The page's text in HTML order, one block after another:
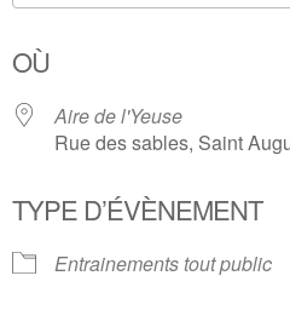
OÙ
Aire de l'Yeuse
Rue des sables, Saint
TYPE D’ÉVÈNEMENT
Entrainements tout public